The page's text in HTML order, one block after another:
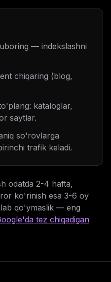
— indekslashni
chiqaring (blog,
kataloglar,
saytlar.
so'rovlarga
trafik keladi.
odatda 2-4 hafta,
ko'rinish esa 3-6 oy
qo'ymaslik — eng
tez chiqadigan